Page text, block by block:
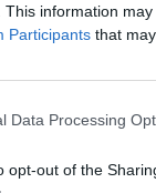
This information
Participants that
Data Processing
opt-out of the
la durée
de vie
En
préserver ses